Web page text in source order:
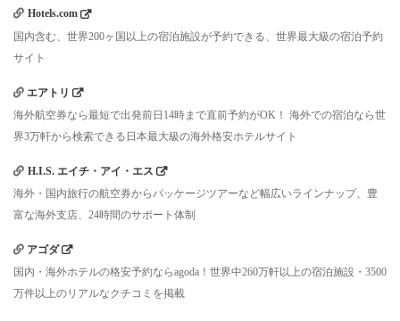
Hotels.com
国内含む、世界200ヶ国以上の宿泊施設が予約できる、世界最大級の宿泊予約
サイト
エアトリ
海外航空券なら最短で出発前日14時まで直前予約がOK！ 海外での宿泊なら世
界3万軒から検索できる日本最大級の海外格安ホテルサイト
H.I.S. エイチ・アイ・エス
海外・国内旅行の航空券からパッケージツアーなど幅広いラインナップ、豊
富な海外支店、24時間のサポート体制
アゴダ
国内・海外ホテルの格安予約ならagoda！世界中260万軒以上の宿泊施設・3500
万件以上のリアルなクチコミを掲載